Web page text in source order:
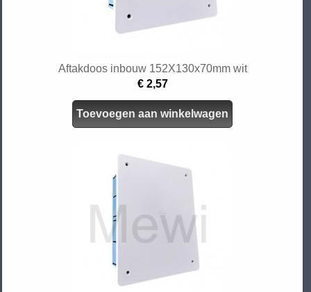
Aftakdoos inbouw 152X130x70mm wit
€ 2,57
Toevoegen aan winkelwagen